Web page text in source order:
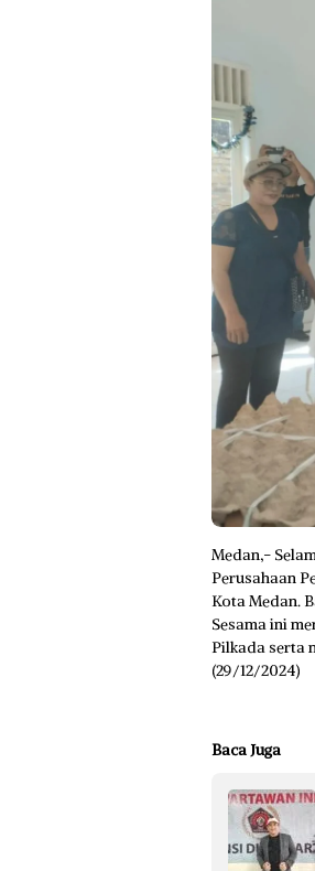
Medan,-
Perusahaan
Kota Medan.
Sesama ini
Pilkada serta
(29/12/2024)
Baca Juga